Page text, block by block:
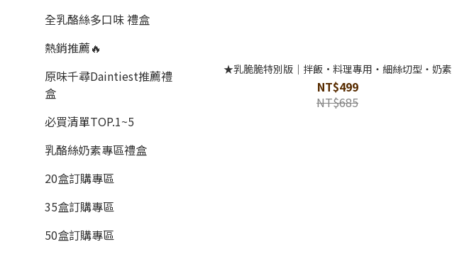
全乳酪絲多口味 禮盒
熱銷推薦🔥
原味千尋Daintiest推薦禮
盒
必買清單TOP.1~5
乳酪絲奶素專區禮盒
20盒訂購專區
35盒訂購專區
50盒訂購專區
★乳脆脆特別版｜拌飯·料理專用・細絲切型・奶素
NT$499
NT$685